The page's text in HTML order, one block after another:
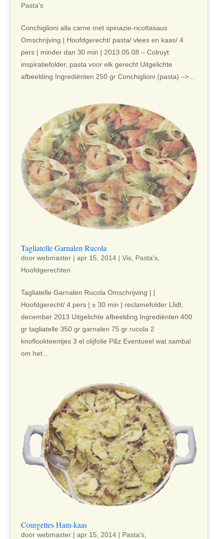
Pasta's
Conchiglioni alla carne met spinazie-ricottasaus
Omschrijving | Hoofdgerecht/ pasta/ vlees en kaas/ 4
pers | minder dan 30 min | 2013.05.08 – Colruyt
inspiratiefolder, pasta voor elk gerecht Uitgelichte
afbeelding Ingrediënten 250 gr Conchiglioni (pasta) –>...
Tagliatelle Garnalen Rucola
door webmaster| apr 15, 2014| Vis, Pasta's,
Hoofdgerechten
Tagliatelle Garnalen Rucola Omschrijving | |
Hoofdgerecht/ 4 pers | ± 30 min | reclamefolder Llidl,
december 2013 Uitgelichte afbeelding Ingrediënten 400
gr tagliatelle 350 gr garnalen 75 gr rucola 2
knoflookteentjes 3 el olijfolie P&z Eventueel wat sambal
om het...
Courgettes Ham-kaas
door webmaster| apr 15, 2014| Pasta's,